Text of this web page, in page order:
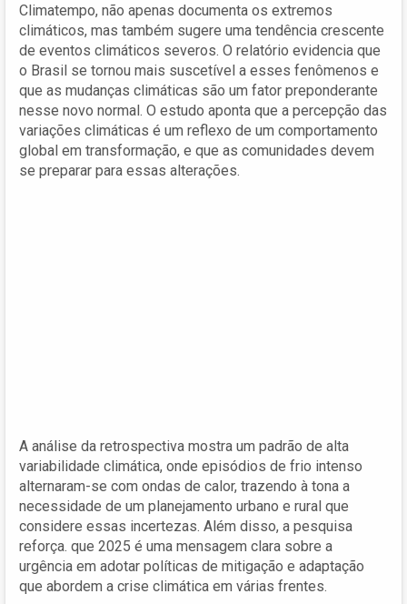
Climatempo, não apenas documenta os extremos
climáticos, mas também sugere uma tendência crescente
de eventos climáticos severos. O relatório evidencia que
o Brasil se tornou mais suscetível a esses fenômenos e
que as mudanças climáticas são um fator preponderante
nesse novo normal. O estudo aponta que a percepção das
variações climáticas é um reflexo de um comportamento
global em transformação, e que as comunidades devem
se preparar para essas alterações.
A análise da retrospectiva mostra um padrão de alta
variabilidade climática, onde episódios de frio intenso
alternaram-se com ondas de calor, trazendo à tona a
necessidade de um planejamento urbano e rural que
considere essas incertezas. Além disso, a pesquisa
reforça. que 2025 é uma mensagem clara sobre a
urgência em adotar políticas de mitigação e adaptação
que abordem a crise climática em várias frentes.